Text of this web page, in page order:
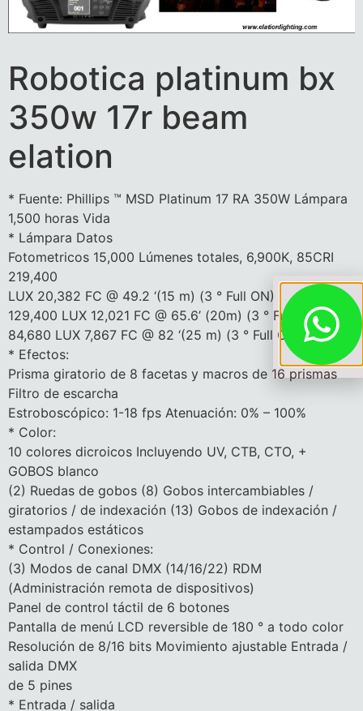
Robotica platinum bx
350w 17r beam
elation
* Fuente: Phillips ™ MSD Platinum 17 RA 350W Lámpara
1,500 horas Vida
* Lámpara Datos
Fotometricos 15,000 Lúmenes totales, 6,900K, 85CRI
219,400
LUX 20,382 FC @ 49.2 ‘(15 m) (3 ° Full ON)
129,400 LUX 12,021 FC @ 65.6’ (20m) (3 ° Full ON)
84,680 LUX 7,867 FC @ 82 ‘(25 m) (3 ° Full ON)
* Efectos:
Prisma giratorio de 8 facetas y macros de 16 prismas
Filtro de escarcha
Estroboscópico: 1-18 fps Atenuación: 0% – 100%
* Color:
10 colores dicroicos Incluyendo UV, CTB, CTO, +
GOBOS blanco
(2) Ruedas de gobos (8) Gobos intercambiables /
giratorios / de indexación (13) Gobos de indexación /
estampados estáticos
* Control / Conexiones:
(3) Modos de canal DMX (14/16/22) RDM
(Administración remota de dispositivos)
Panel de control táctil de 6 botones
Pantalla de menú LCD reversible de 180 ° a todo color
Resolución de 8/16 bits Movimiento ajustable Entrada /
salida DMX
de 5 pines
* Entrada / salida